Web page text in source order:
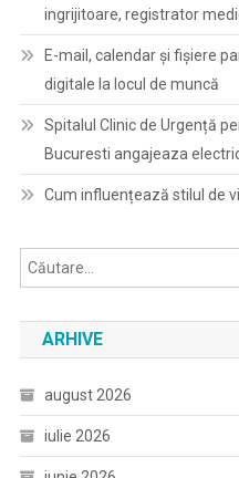
ingrijitoare, registrator
E-mail, calendar şi fişiere
digitale la locul de muncă
Spitalul Clinic de Urgență
Bucuresti angajeaza
Cum influențează stilul de
ARHIVE
august 2026
iulie 2026